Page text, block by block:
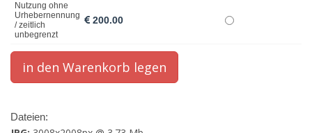
Nutzung ohne
Urhebernennung
/ zeitlich
unbegrenzt
200.00
Dateien: